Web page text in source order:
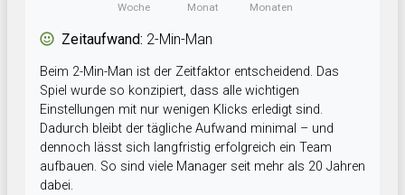
Woche
Monat
Monaten
Zeitaufwand: 2-Min-Man
Beim 2-Min-Man ist der Zeitfaktor entscheidend. Das
Spiel wurde so konzipiert, dass alle wichtigen
Einstellungen mit nur wenigen Klicks erledigt sind.
Dadurch bleibt der tägliche Aufwand minimal – und
dennoch lässt sich langfristig erfolgreich ein Team
aufbauen. So sind viele Manager seit mehr als 20 Jahren
dabei.